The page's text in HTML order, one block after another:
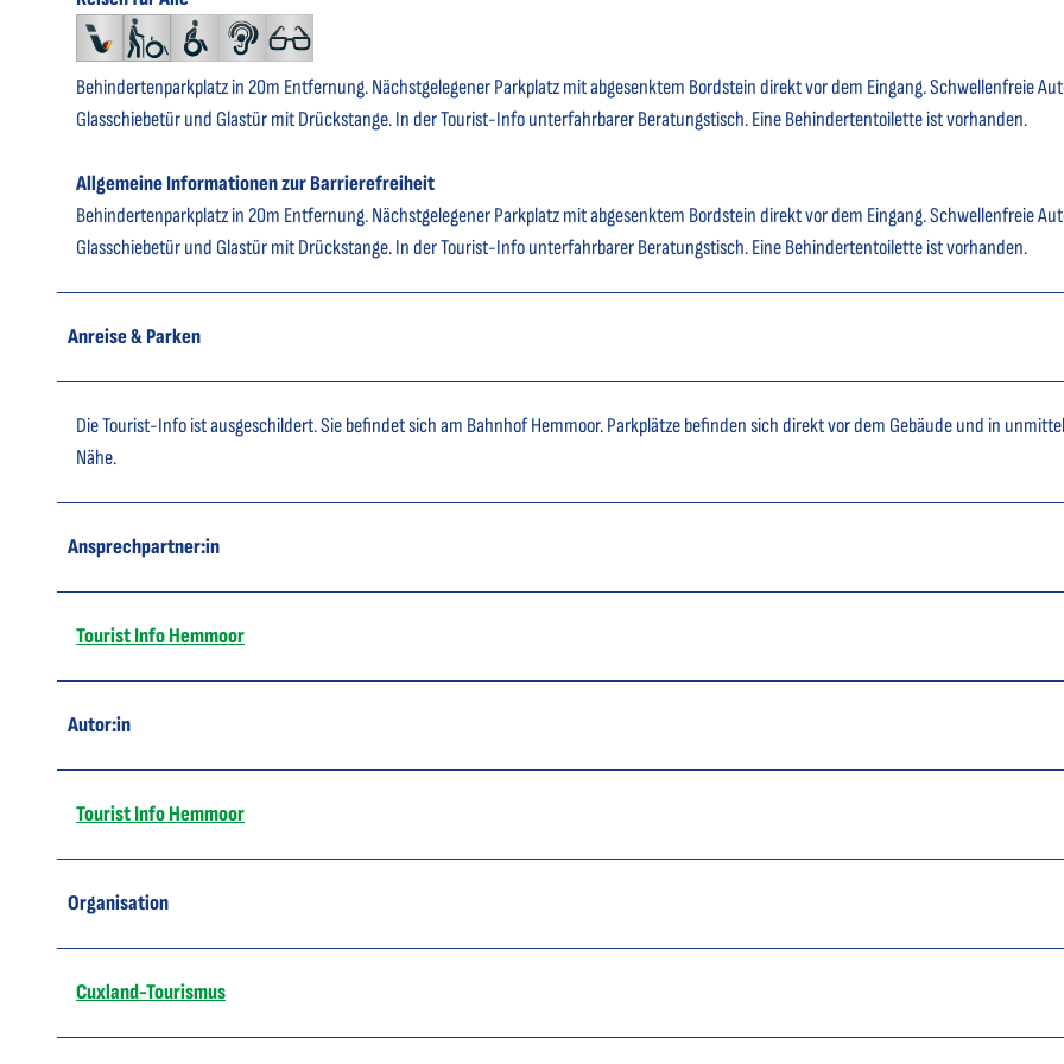
Behindertenparkplatz in 20m Entfernung. Nächstgelegener Parkplatz mit abgesenktem Bordstein direkt vor dem Eingang. Schwellenfreie
Glasschiebetür und Glastür mit Drückstange. In der Tourist-Info unterfahrbarer Beratungstisch. Eine Behindertentoilette ist vorhanden.
Allgemeine Informationen zur Barrierefreiheit
Behindertenparkplatz in 20m Entfernung. Nächstgelegener Parkplatz mit abgesenktem Bordstein direkt vor dem Eingang. Schwellenfreie
Glasschiebetür und Glastür mit Drückstange. In der Tourist-Info unterfahrbarer Beratungstisch. Eine Behindertentoilette ist vorhanden.
Anreise & Parken
Die Tourist-Info ist ausgeschildert. Sie befindet sich am Bahnhof Hemmoor. Parkplätze befinden sich direkt vor dem Gebäude und in
Nähe.
Ansprechpartner:in
Tourist Info Hemmoor
Autor:in
Tourist Info Hemmoor
Organisation
Cuxland-Tourismus